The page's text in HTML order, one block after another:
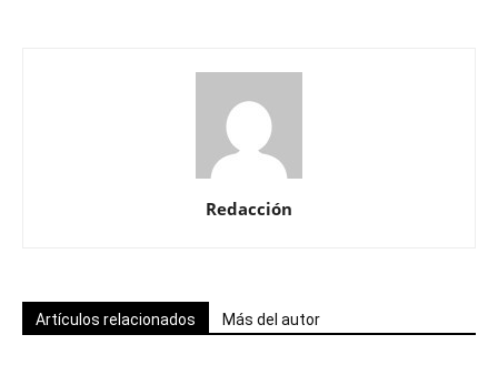
Redacción
Artículos relacionados Más del autor